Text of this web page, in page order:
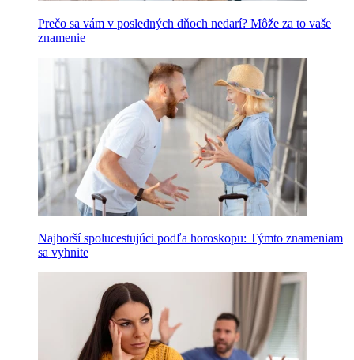
Prečo sa vám v posledných dňoch nedarí? Môže za to vaše
znamenie
Najhorší spolucestujúci podľa horoskopu: Týmto znameniam
sa vyhnite